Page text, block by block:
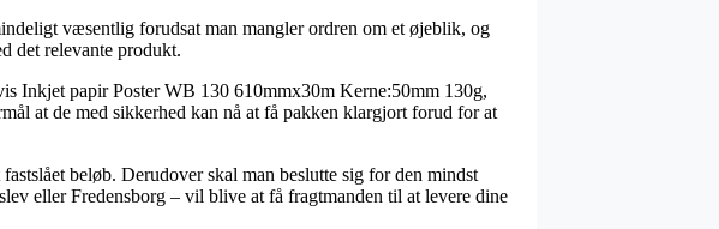
væsentlig forudsat man mangler ordren om et øjeblik, og
det relevante produkt.
Inkjet papir Poster WB 130 610mmx30m Kerne:50mm 130g,
at de med sikkerhed kan nå at få pakken klargjort forud for at
beløb. Derudover skal man beslutte sig for den mindst
eller Fredensborg – vil blive at få fragtmanden til at levere dine